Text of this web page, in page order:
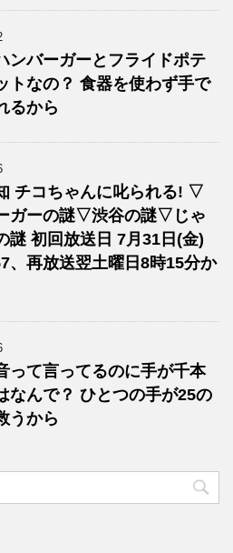
ンバーガーとフライドポテ
トなの？ 食器を使わず手で
るから
チコちゃんに叱られる! ▽
ガーの謎▽渋谷の謎▽じゃ
謎 初回放送日 7月31日(金)
、再放送翌土曜日8時15分か
って言ってるのに手が千本
なんで？ ひとつの手が25の
うから